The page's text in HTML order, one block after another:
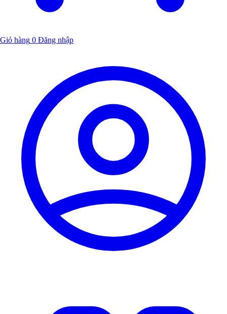
Giỏ hàng 0 Đăng nhập